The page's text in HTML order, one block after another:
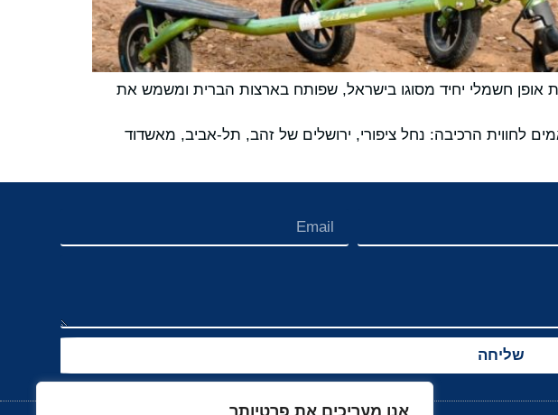
אנו מעריכים את פרטיותך
אופן חשמלי יחיד מסוגו בישראל, שפותח בארצות הברית ומשמש את
לחווית הרכיבה: נחל ציפורי, ירושלים של זהב, תל-אביב, מאשדוד
שליחה